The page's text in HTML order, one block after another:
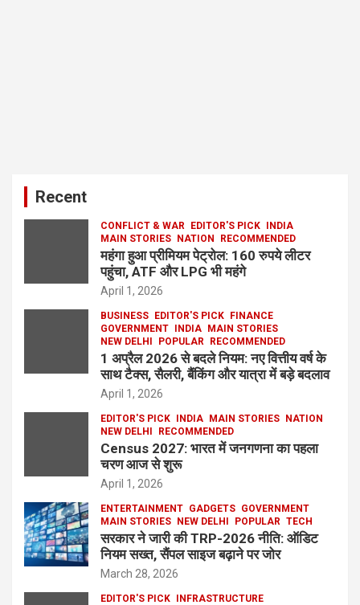
Recent
CONFLICT & WAR EDITOR'S PICK
INDIA
MAIN STORIES
NATION RECOMMENDED
महंगा हुआ प्रीमियम पेट्रोल: 160 रुपये लीटर
पहुंचा, ATF और LPG भी महंगे
April 1, 2026
BUSINESS EDITOR'S PICK
FINANCE
GOVERNMENT
INDIA
MAIN STORIES
NEW DELHI
POPULAR RECOMMENDED
1 अप्रैल 2026 से बदले नियम: नए वित्तीय वर्ष के
साथ टैक्स, सैलरी, बैंकिंग और यात्रा में बड़े बदलाव
April 1, 2026
EDITOR'S PICK INDIA MAIN STORIES
NATION
NEW DELHI
RECOMMENDED
Census 2027: भारत में जनगणना का पहला
चरण आज से शुरू
April 1, 2026
ENTERTAINMENT GADGETS GOVERNMENT
MAIN STORIES
NEW DELHI POPULAR TECH
सरकार ने जारी की TRP-2026 नीति: ऑडिट
नियम सख्त, सैंपल साइज बढ़ाने पर जोर
March 28, 2026
EDITOR'S PICK
INFRASTRUCTURE